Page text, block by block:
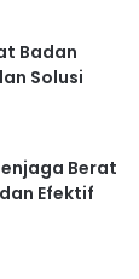
Badan
Solusi
Berat
Efektif